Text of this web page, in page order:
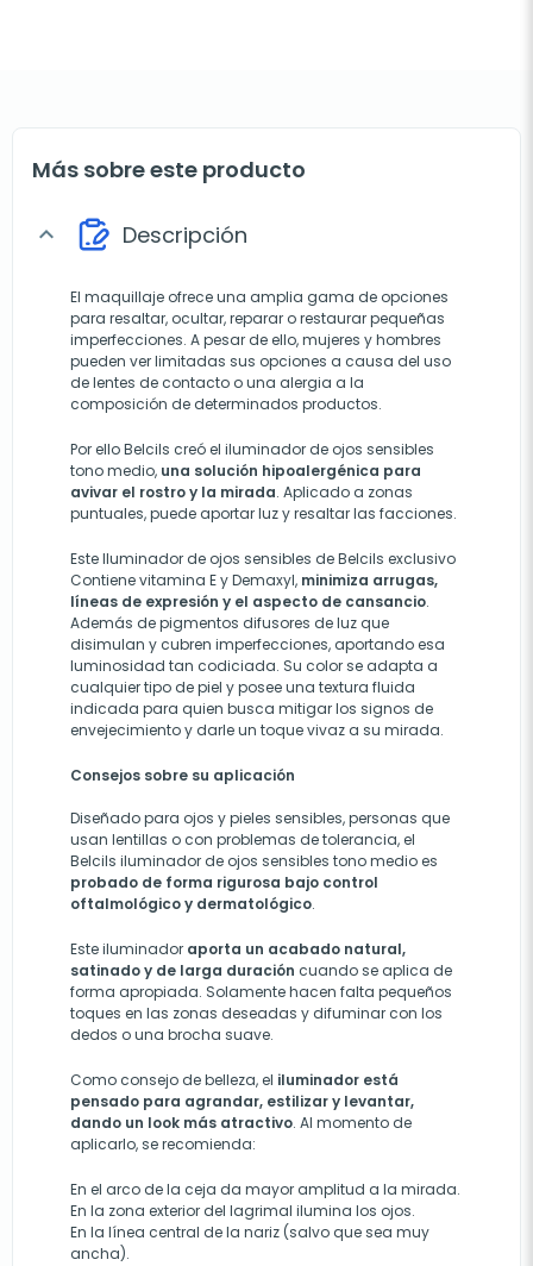
Más sobre este producto
expand_more Descripción
El maquillaje ofrece una amplia gama de opciones
para resaltar, ocultar, reparar o restaurar pequeñas
imperfecciones. A pesar de ello, mujeres y hombres
pueden ver limitadas sus opciones a causa del uso
de lentes de contacto o una alergia a la
composición de determinados productos.
Por ello Belcils creó el iluminador de ojos sensibles
tono medio, una solución hipoalergénica para
avivar el rostro y la mirada. Aplicado a zonas
puntuales, puede aportar luz y resaltar las facciones.
Este Iluminador de ojos sensibles de Belcils exclusivo
Contiene vitamina E y Demaxyl, minimiza arrugas,
líneas de expresión y el aspecto de cansancio.
Además de pigmentos difusores de luz que
disimulan y cubren imperfecciones, aportando esa
luminosidad tan codiciada. Su color se adapta a
cualquier tipo de piel y posee una textura fluida
indicada para quien busca mitigar los signos de
envejecimiento y darle un toque vivaz a su mirada.
Consejos sobre su aplicación
Diseñado para ojos y pieles sensibles, personas que
usan lentillas o con problemas de tolerancia, el
Belcils iluminador de ojos sensibles tono medio es
probado de forma rigurosa bajo control
oftalmológico y dermatológico.
Este iluminador aporta un acabado natural,
satinado y de larga duración cuando se aplica de
forma apropiada. Solamente hacen falta pequeños
toques en las zonas deseadas y difuminar con los
dedos o una brocha suave.
Como consejo de belleza,el iluminador está
pensado para agrandar, estilizar y levantar,
dando un look más atractivo. Al momento de
aplicarlo, se recomienda:
En el arco de la ceja da mayor amplitud a la mirada.
En la zona exterior del lagrimal ilumina los ojos.
En la línea central de la nariz (salvo que sea muy
ancha).